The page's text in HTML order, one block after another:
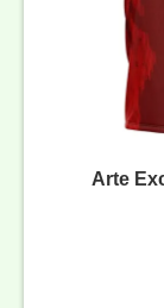
Arte